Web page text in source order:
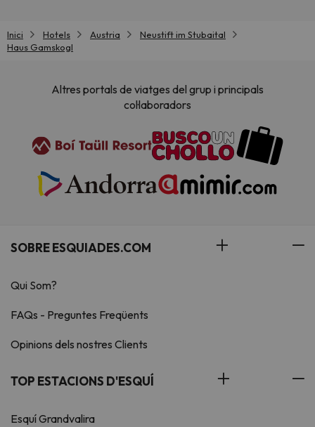
Inici Hotels Austria
Neustift im Stubaital
Haus Gamskogl
Altres portals de viatges del grup i principals
col·laboradors
SOBRE ESQUIADES.COM
Qui Som?
FAQs - Preguntes Freqüents
Opinions dels nostres Clients
TOP ESTACIONS D'ESQUÍ
Esquí Grandvalira